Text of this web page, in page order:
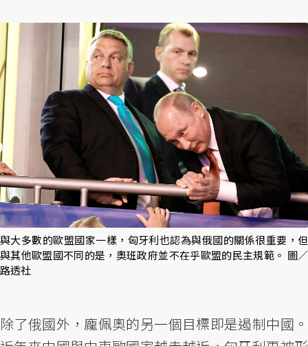
與大多數的歐盟國家一樣，匈牙利也認為與俄國的關係很重要，但
與其他歐盟國不同的是，奧班政府並不在乎歐盟的民主規範。 圖／
路透社
除了俄國外，龐佩奧的另一個目標即是遏制中國。